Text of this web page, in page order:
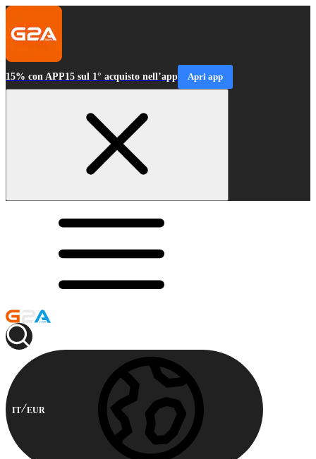
15% con APP15 sul 1° acquisto nell’app Apri app
IT EUR